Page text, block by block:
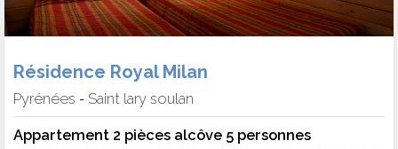
Résidence Royal Milan
Pyrénées - Saint lary soulan
Appartement 2 pièces alcôve 5 personnes